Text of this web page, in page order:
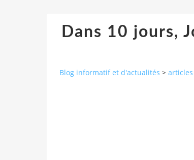
Dans 10 jours,
Blog informatif et d'actualités > articles